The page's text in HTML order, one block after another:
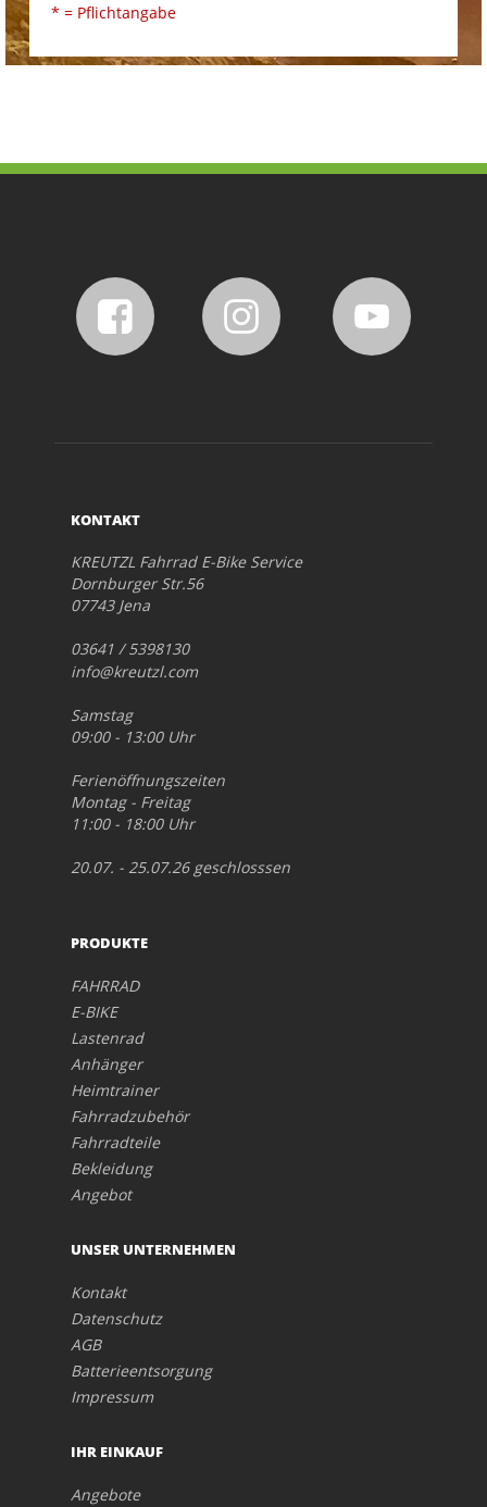
* = Pflichtangabe
KONTAKT
KREUTZL Fahrrad E-Bike Service
Dornburger Str.56
07743 Jena
03641 / 5398130
info@kreutzl.com
Samstag
09:00 - 13:00 Uhr
Ferienöffnungszeiten
Montag - Freitag
11:00 - 18:00 Uhr
20.07. - 25.07.26 geschlosssen
PRODUKTE
FAHRRAD
E-BIKE
Lastenrad
Anhänger
Heimtrainer
Fahrradzubehör
Fahrradteile
Bekleidung
Angebot
UNSER UNTERNEHMEN
Kontakt
Datenschutz
AGB
Batterieentsorgung
Impressum
IHR EINKAUF
Angebote